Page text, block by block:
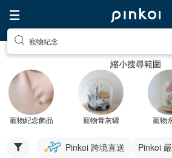
寵物紀念
縮小搜尋範圍
寵物紀念飾品 寵物骨灰罐 寵物
Pinkoi 跨境直送 Pinkoi